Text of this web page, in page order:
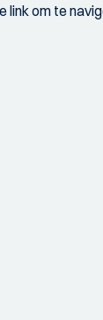
om te